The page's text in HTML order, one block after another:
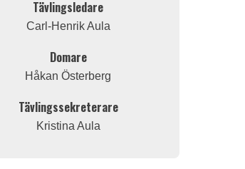
Tävlingsledare
Carl-Henrik Aula
Domare
Håkan Österberg
Tävlingssekreterare
Kristina Aula